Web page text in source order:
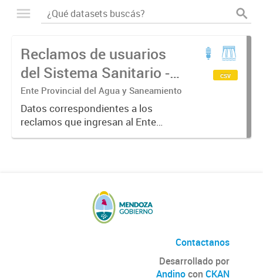
Reclamos de usuarios
del Sistema Sanitario -
Agua Potable y cloacas
Ente Provincial del Agua y Saneamiento
Datos correspondientes a los
reclamos que ingresan al Ente
regulador sobre control, regulación
csv
Contactanos
Desarrollado por
Andinocon CKAN